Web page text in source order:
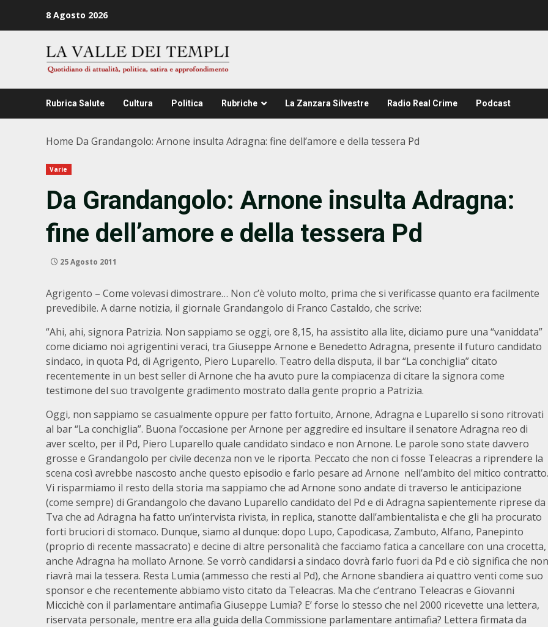
8 Agosto 2026
Rubrica Salute Cultura Politica Rubriche La Zanzara Silvestre Radio Real Crime Podcast
Home Da Grandangolo: Arnone insulta Adragna: fine dell’amore e della tessera Pd
Varie
Da Grandangolo: Arnone insulta Adragna:
fine dell’amore e della tessera Pd
25 Agosto 2011
Agrigento – Come volevasi dimostrare… Non c’è voluto molto, prima che si verificasse quanto era facilmente
prevedibile. A darne notizia, il giornale Grandangolo di Franco Castaldo, che scrive:
“Ahi, ahi, signora Patrizia. Non sappiamo se oggi, ore 8,15, ha assistito alla lite, diciamo pure una “vaniddata”
come diciamo noi agrigentini veraci, tra Giuseppe Arnone e Benedetto Adragna, presente il futuro candidato
sindaco, in quota Pd, di Agrigento, Piero Luparello. Teatro della disputa, il bar “La conchiglia” citato
recentemente in un best seller di Arnone che ha avuto pure la compiacenza di citare la signora come
testimone del suo travolgente gradimento mostrato dalla gente proprio a Patrizia.
Oggi, non sappiamo se casualmente oppure per fatto fortuito, Arnone, Adragna e Luparello si sono ritrovati
al bar “La conchiglia”. Buona l’occasione per Arnone per aggredire ed insultare il senatore Adragna reo di
aver scelto, per il Pd, Piero Luparello quale candidato sindaco e non Arnone. Le parole sono state davvero
grosse e Grandangolo per civile decenza non ve le riporta. Peccato che non ci fosse Teleacras a riprendere la
scena così avrebbe nascosto anche questo episodio e farlo pesare ad Arnone nell’ambito del mitico contratto.
Vi risparmiamo il resto della storia ma sappiamo che ad Arnone sono andate di traverso le anticipazione
(come sempre) di Grandangolo che davano Luparello candidato del Pd e di Adragna sapientemente riprese da
Tva che ad Adragna ha fatto un’intervista rivista, in replica, stanotte dall’ambientalista e che gli ha procurato
forti bruciori di stomaco. Dunque, siamo al dunque: dopo Lupo, Capodicasa, Zambuto, Alfano, Panepinto
(proprio di recente massacrato) e decine di altre personalità che facciamo fatica a cancellare con una crocetta,
anche Adragna ha mollato Arnone. Se vorrò candidarsi a sindaco dovrà farlo fuori da Pd e ciò significa che non
riavrà mai la tessera. Resta Lumia (ammesso che resti al Pd), che Arnone sbandiera ai quattro venti come suo
sponsor e che recentemente abbiamo visto citato da Teleacras. Ma che c’entrano Teleacras e Giovanni
Miccichè con il parlamentare antimafia Giuseppe Lumia? E’ forse lo stesso che nel 2000 ricevette una lettera,
riservata personale, mentre era alla guida della Commissione parlamentare antimafia? Lettera firmata da